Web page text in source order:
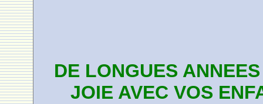
DE LONGUES
JOIE AVEC VOS